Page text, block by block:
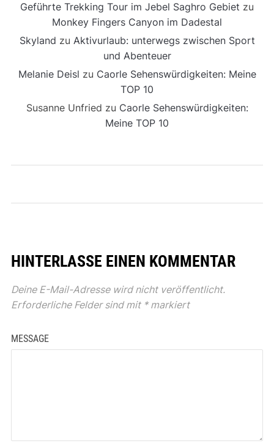
Geführte Trekking Tour im Jebel Saghro Gebiet zu
Monkey Fingers Canyon im Dadestal
Skyland zu Aktivurlaub: unterwegs zwischen Sport
und Abenteuer
Melanie Deisl zu Caorle Sehenswürdigkeiten: Meine
TOP 10
Susanne Unfried zu Caorle Sehenswürdigkeiten:
Meine TOP 10
HINTERLASSE EINEN KOMMENTAR
Deine E-Mail-Adresse wird nicht veröffentlicht.
Erforderliche Felder sind mit *markiert
MESSAGE